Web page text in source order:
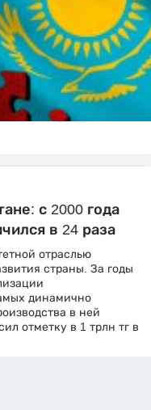
с 2000 года
в 24 раза
отраслью
страны. За годы
динамично
в ней
отметку в 1 трлн тг в